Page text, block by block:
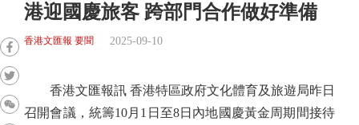
港迎國慶旅客 跨部門合作做好準備
香港文匯報 要聞 2025-09-10
香港文匯報訊 香港特區政府文化體育及旅遊局昨日
召開會議，統籌10月1日至8日內地國慶黃金周期間接待